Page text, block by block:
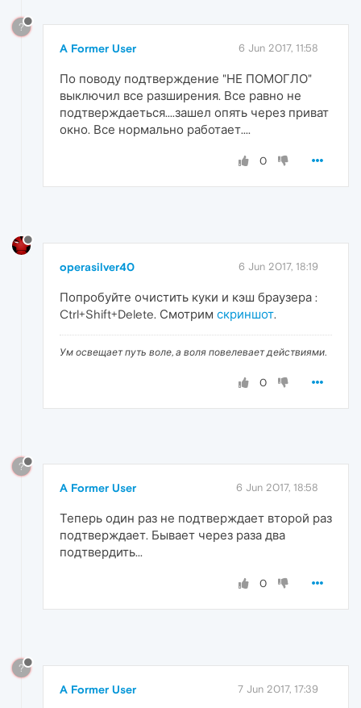
?
A Former User 6 Jun 2017, 11:58
По поводу подтверждение "НЕ ПОМОГЛО"
выключил все разширения. Все равно не
подтверждаеться....зашел опять через приват
окно. Все нормально работает....
0
operasilver40 6 Jun 2017, 18:19
Попробуйте очистить куки и кэш браузера :
Ctrl+Shift+Delete. Смотрим скриншот.
Ум освещает путь воле, а воля повелевает действиями.
0
?
A Former User 6 Jun 2017, 18:58
Теперь один раз не подтверждает второй раз
подтверждает. Бывает через раза два
подтвердить...
0
?
A Former User 7 Jun 2017, 17:39